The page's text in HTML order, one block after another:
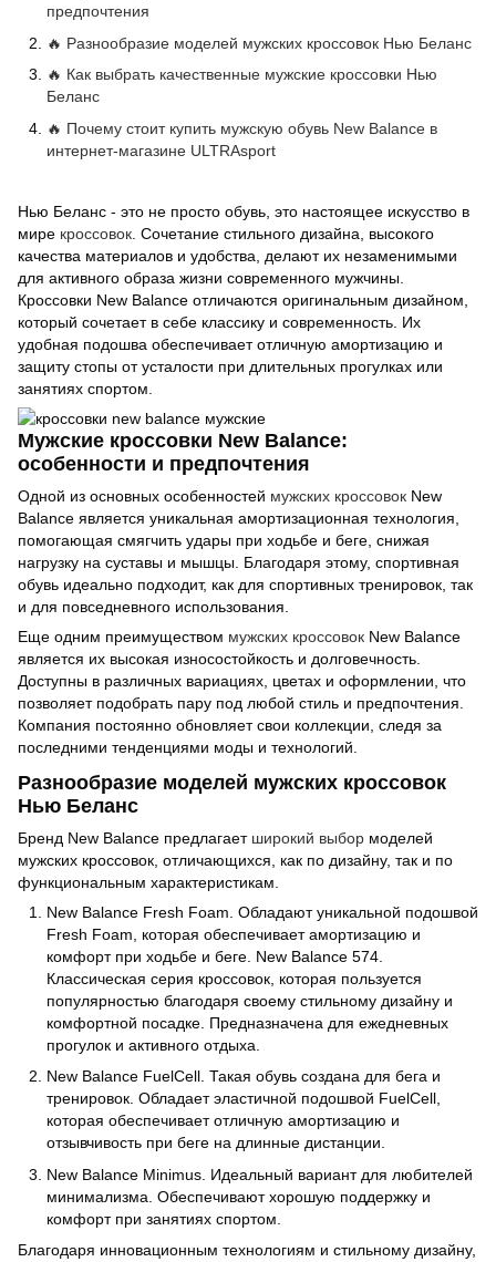
предпочтения
🔥 Разнообразие моделей мужских кроссовок Нью Беланс
🔥 Как выбрать качественные мужские кроссовки Нью
Беланс
🔥 Почему стоит купить мужскую обувь New Balance в
интернет-магазине ULTRAsport
Нью Беланс - это не просто обувь, это настоящее искусство в
мире кроссовок . Сочетание стильного дизайна, высокого
качества материалов и удобства, делают их незаменимыми
для активного образа жизни современного мужчины.
Кроссовки New Balance отличаются оригинальным дизайном,
который сочетает в себе классику и современность. Их
удобная подошва обеспечивает отличную амортизацию и
защиту стопы от усталости при длительных прогулках или
занятиях спортом.
Мужские кроссовки New Balance:
особенности и предпочтения
Одной из основных особенностей мужских кроссовок New
Balance является уникальная амортизационная технология,
помогающая смягчить удары при ходьбе и беге, снижая
нагрузку на суставы и мышцы. Благодаря этому, спортивная
обувь идеально подходит, как для спортивных тренировок, так
и для повседневного использования.
Еще одним преимуществом мужских кроссовок New Balance
является их высокая износостойкость и долговечность.
Доступны в различных вариациях, цветах и оформлении, что
позволяет подобрать пару под любой стиль и предпочтения.
Компания постоянно обновляет свои коллекции, следя за
последними тенденциями моды и технологий.
Разнообразие моделей мужских кроссовок
Нью Беланс
Бренд New Balance предлагает широкий выбор моделей
мужских кроссовок, отличающихся, как по дизайну, так и по
функциональным характеристикам.
New Balance Fresh Foam. Обладают уникальной подошвой
Fresh Foam, которая обеспечивает амортизацию и
комфорт при ходьбе и беге. New Balance 574.
Классическая серия кроссовок, которая пользуется
популярностью благодаря своему стильному дизайну и
комфортной посадке. Предназначена для ежедневных
прогулок и активного отдыха.
New Balance FuelCell. Такая обувь создана для бега и
тренировок. Обладает эластичной подошвой FuelCell,
которая обеспечивает отличную амортизацию и
отзывчивость при беге на длинные дистанции.
New Balance Minimus. Идеальный вариант для любителей
минимализма. Обеспечивают хорошую поддержку и
комфорт при занятиях спортом.
Благодаря инновационным технологиям и стильному дизайну,